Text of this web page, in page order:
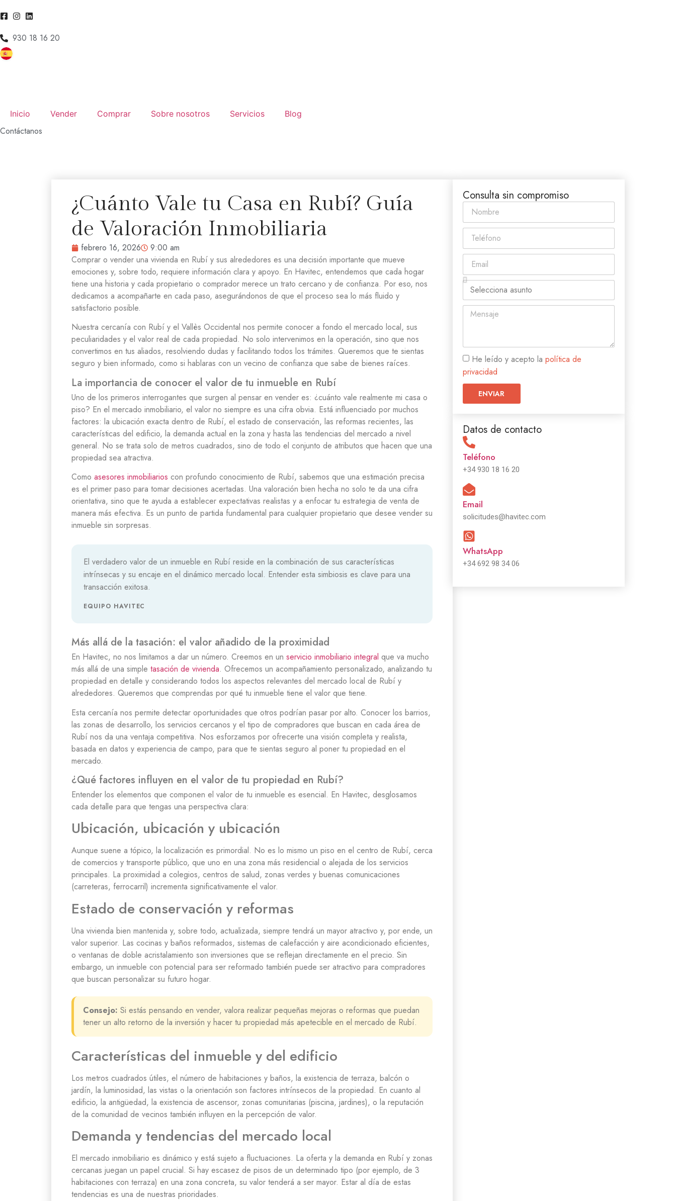
930 18 16 20
Inicio Vender Comprar Sobre nosotros Servicios Blog
Contáctanos
¿Cuánto Vale tu Casa en Rubí? Guía
de Valoración Inmobiliaria
febrero 16, 2026
9:00 am
Comprar o vender una vivienda en Rubí y sus alrededores es una decisión importante que mueve
emociones y, sobre todo, requiere información clara y apoyo. En Havitec, entendemos que cada hogar
tiene una historia y cada propietario o comprador merece un trato cercano y de confianza. Por eso, nos
dedicamos a acompañarte en cada paso, asegurándonos de que el proceso sea lo más fluido y
satisfactorio posible.
Nuestra cercanía con Rubí y el Vallès Occidental nos permite conocer a fondo el mercado local, sus
peculiaridades y el valor real de cada propiedad. No solo intervenimos en la operación, sino que nos
convertimos en tus aliados, resolviendo dudas y facilitando todos los trámites. Queremos que te sientas
seguro y bien informado, como si hablaras con un vecino de confianza que sabe de bienes raíces.
La importancia de conocer el valor de tu inmueble en Rubí
Uno de los primeros interrogantes que surgen al pensar en vender es: ¿cuánto vale realmente mi casa o
piso? En el mercado inmobiliario, el valor no siempre es una cifra obvia. Está influenciado por muchos
factores: la ubicación exacta dentro de Rubí, el estado de conservación, las reformas recientes, las
características del edificio, la demanda actual en la zona y hasta las tendencias del mercado a nivel
general. No se trata solo de metros cuadrados, sino de todo el conjunto de atributos que hacen que una
propiedad sea atractiva.
Como asesores inmobiliarios con profundo conocimiento de Rubí, sabemos que una estimación precisa
es el primer paso para tomar decisiones acertadas. Una valoración bien hecha no solo te da una cifra
orientativa, sino que te ayuda a establecer expectativas realistas y a enfocar tu estrategia de venta de
manera más efectiva. Es un punto de partida fundamental para cualquier propietario que desee vender su
inmueble sin sorpresas.
El verdadero valor de un inmueble en Rubí reside en la combinación de sus características
intrínsecas y su encaje en el dinámico mercado local. Entender esta simbiosis es clave para una
transacción exitosa.
EQUIPO HAVITEC
Más allá de la tasación: el valor añadido de la proximidad
En Havitec, no nos limitamos a dar un número. Creemos en un servicio inmobiliario integral que va mucho
más allá de una simple tasación de vivienda. Ofrecemos un acompañamiento personalizado, analizando tu
propiedad en detalle y considerando todos los aspectos relevantes del mercado local de Rubí y
alrededores. Queremos que comprendas por qué tu inmueble tiene el valor que tiene.
Esta cercanía nos permite detectar oportunidades que otros podrían pasar por alto. Conocer los barrios,
las zonas de desarrollo, los servicios cercanos y el tipo de compradores que buscan en cada área de
Rubí nos da una ventaja competitiva. Nos esforzamos por ofrecerte una visión completa y realista,
basada en datos y experiencia de campo, para que te sientas seguro al poner tu propiedad en el
mercado.
¿Qué factores influyen en el valor de tu propiedad en Rubí?
Entender los elementos que componen el valor de tu inmueble es esencial. En Havitec, desglosamos
cada detalle para que tengas una perspectiva clara:
Ubicación, ubicación y ubicación
Aunque suene a tópico, la localización es primordial. No es lo mismo un piso en el centro de Rubí, cerca
de comercios y transporte público, que uno en una zona más residencial o alejada de los servicios
principales. La proximidad a colegios, centros de salud, zonas verdes y buenas comunicaciones
(carreteras, ferrocarril) incrementa significativamente el valor.
Estado de conservación y reformas
Una vivienda bien mantenida y, sobre todo, actualizada, siempre tendrá un mayor atractivo y, por ende, un
valor superior. Las cocinas y baños reformados, sistemas de calefacción y aire acondicionado eficientes,
o ventanas de doble acristalamiento son inversiones que se reflejan directamente en el precio. Sin
embargo, un inmueble con potencial para ser reformado también puede ser atractivo para compradores
que buscan personalizar su futuro hogar.
Consejo: Si estás pensando en vender, valora realizar pequeñas mejoras o reformas que puedan
tener un alto retorno de la inversión y hacer tu propiedad más apetecible en el mercado de Rubí.
Características del inmueble y del edificio
Los metros cuadrados útiles, el número de habitaciones y baños, la existencia de terraza, balcón o
jardín, la luminosidad, las vistas o la orientación son factores intrínsecos de la propiedad. En cuanto al
edificio, la antigüedad, la existencia de ascensor, zonas comunitarias (piscina, jardines), o la reputación
de la comunidad de vecinos también influyen en la percepción de valor.
Demanda y tendencias del mercado local
El mercado inmobiliario es dinámico y está sujeto a fluctuaciones. La oferta y la demanda en Rubí y zonas
cercanas juegan un papel crucial. Si hay escasez de pisos de un determinado tipo (por ejemplo, de 3
habitaciones con terraza) en una zona concreta, su valor tenderá a ser mayor. Estar al día de estas
tendencias es una de nuestras prioridades.
Consulta sin compromiso
He leído y acepto la política de
privacidad
ENVIAR
Datos de contacto
Teléfono
+34 930 18 16 20
Email
solicitudes@havitec.com
WhatsApp
+34 692 98 34 06